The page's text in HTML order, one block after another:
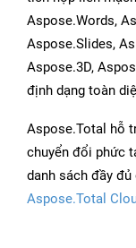
Aspose.Words,
Aspose.Slides,
Aspose.3D,
định dạng toàn
Aspose.Total hỗ
chuyển đổi phức
danh sách đầy
Aspose.Total